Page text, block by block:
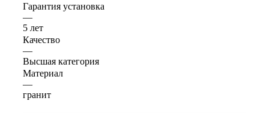
Гарантия установка
—
5 лет
Качество
—
Высшая категория
Материал
—
гранит